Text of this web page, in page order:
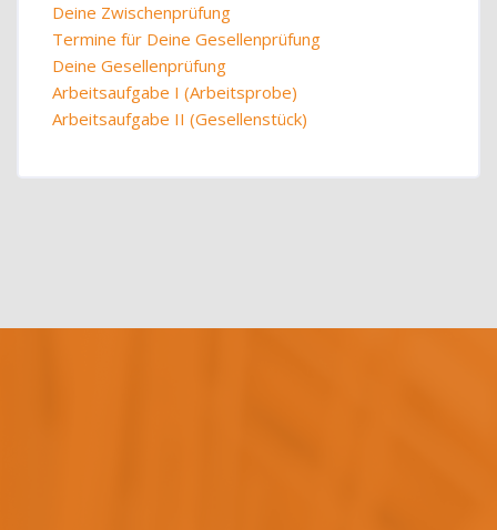
Deine Zwischenprüfung
Termine für Deine Gesellenprüfung
Deine Gesellenprüfung
Arbeitsaufgabe I (Arbeitsprobe)
Arbeitsaufgabe II (Gesellenstück)